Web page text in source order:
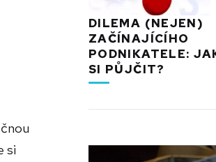
si
DILEMA (NEJEN)
ZAČÍNAJÍCÍHO
PODNIKATELE:
SI PŮJČIT?